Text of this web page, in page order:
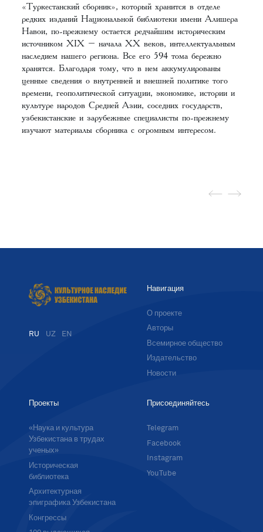
«Туркестанский сборник», который хранится в отделе
редких изданий Национальной библиотеки имени Алишера
Навои, по-прежнему остается редчайшим историческим
источником XIX – начала XX веков, интеллектуальным
наследием нашего региона. Все его 594 тома бережно
хранятся. Благодаря тому, что в нем аккумулированы
ценные сведения о внутренней и внешней политике того
времени, геополитической ситуации, экономике, истории и
культуре народов Средней Азии, соседних государств,
узбекистанские и зарубежные специалисты по-прежнему
изучают материалы сборника с огромным интересом.
RU UZ EN
Навигация
О проекте
Авторы
Всемирное общество
Издательство
Новости
Проекты
«Наука и культура
Узбекистана в трудах
ученых»
Историческая
библиотека
Архитектурная
эпиграфика Узбекистана
Конгрессы
Присоединяйтесь
Telegram
Facebook
Instagram
YouTube